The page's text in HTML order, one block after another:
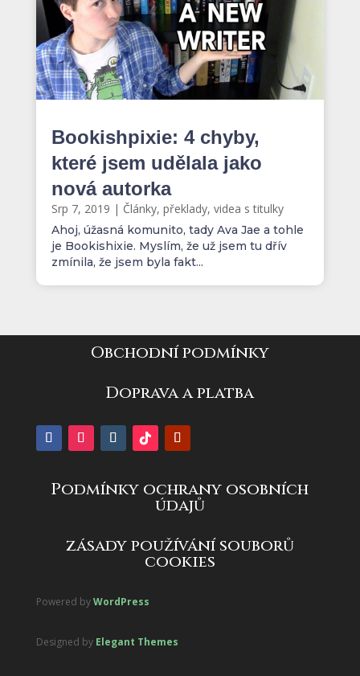
Bookishpixie: 4 chyby,
které jsem udělala jako
nová autorka
Srp 7, 2019 | Články, překlady, videa s titulky
Ahoj, úžasná komunito, tady Ava Jae a tohle
je Bookishixie. Myslím, že už jsem tu dřív
zmínila, že jsem byla fakt...
Obchodní podmínky
Doprava a platba
Podmínky ochrany osobních
údajů
zásady používání souborů
cookies
Powered byWordPress
Designed by Elegant Themes